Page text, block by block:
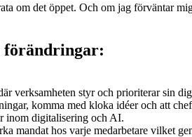
om det öppet. Och om jag förväntar
förändringar:
verksamheten styr och prioriterar sin
komma med kloka idéer och att
inom digitalisering och AI.
mandat hos varje medarbetare vilket